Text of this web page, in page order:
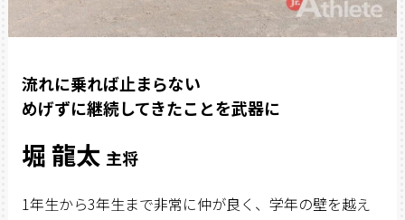
流れに乗れば止まらない
めげずに継続してきたことを武器に
堀 龍太 主将
1年生から3年生まで非常に仲が良く、学年の壁を越え